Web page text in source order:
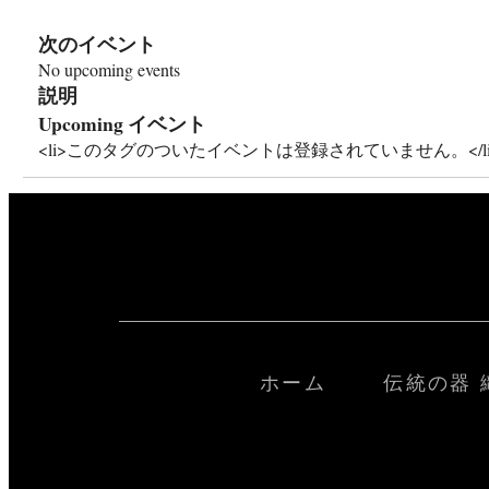
次のイベント
No upcoming events
説明
Upcoming イベント
<li>このタグのついたイベントは登録されていません。</
ホーム 伝統の器